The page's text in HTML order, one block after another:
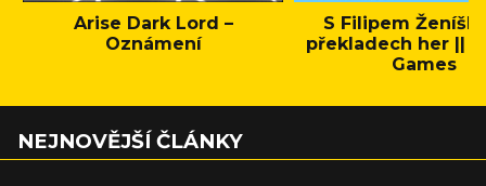
Arise Dark Lord –
Oznámení
S Filipem
překladech her ||
Games
NEJNOVĚJŠÍ ČLÁNKY